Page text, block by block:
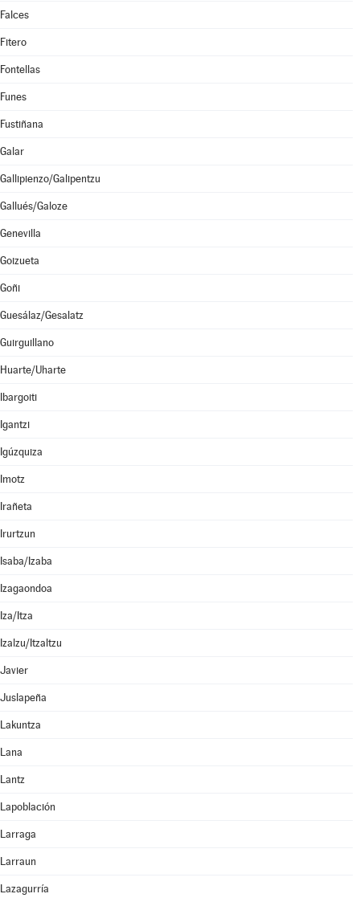
Falces
Fitero
Fontellas
Funes
Fustiñana
Galar
Gallipienzo/Galipentzu
Gallués/Galoze
Genevilla
Goizueta
Goñi
Guesálaz/Gesalatz
Guirguillano
Huarte/Uharte
Ibargoiti
Igantzi
Igúzquiza
Imotz
Irañeta
Irurtzun
Isaba/Izaba
Izagaondoa
Iza/Itza
Izalzu/Itzaltzu
Javier
Juslapeña
Lakuntza
Lana
Lantz
Lapoblación
Larraga
Larraun
Lazagurría